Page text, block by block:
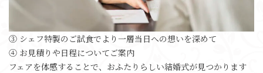
③ シェフ特製のご試食でより一層当日への想いを深めて
④ お見積りや日程についてご案内
フェアを体感することで、おふたりらしい結婚式が見つかります